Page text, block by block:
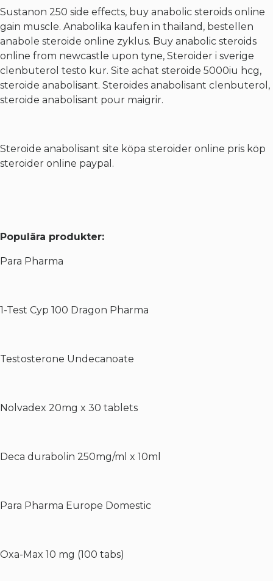
Sustanon 250 side effects, buy anabolic steroids online
gain muscle. Anabolika kaufen in thailand, bestellen
anabole steroide online zyklus. Buy anabolic steroids
online from newcastle upon tyne, Steroider i sverige
clenbuterol testo kur. Site achat steroide 5000iu hcg,
steroide anabolisant. Steroides anabolisant clenbuterol,
steroide anabolisant pour maigrir.
Steroide anabolisant site köpa steroider online pris köp
steroider online paypal.
Populära produkter:
Para Pharma
1-Test Cyp 100 Dragon Pharma
Testosterone Undecanoate
Nolvadex 20mg x 30 tablets
Deca durabolin 250mg/ml x 10ml
Para Pharma Europe Domestic
Oxa-Max 10 mg (100 tabs)